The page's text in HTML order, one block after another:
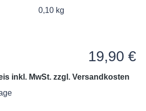
0,10 kg
19,90 €
inkl. MwSt. zzgl. Versandkosten